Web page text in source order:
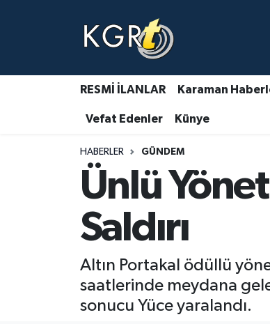
RESMİ İLANLAR Karaman
Vefat Edenler Künye
HABERLER GÜNDEM
Ünlü
Saldırı
Altın Portakal ödüllü
saatlerinde meydana
sonucu Yüce yaralandı.
Karaman Haberleri
Gündem Haberleri
Güncel Haberler
Asayiş Haberleri
Ulusal Haberler
Vefat Edenler